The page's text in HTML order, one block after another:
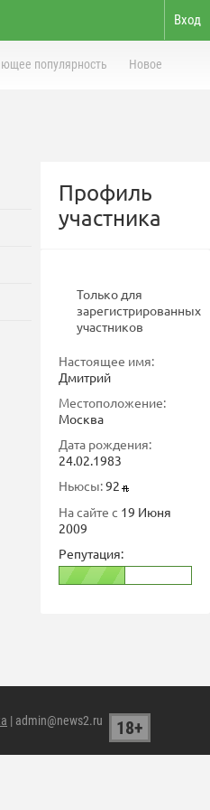
Вход
популярность Новое
Профиль
участника
Только для
зарегистрированных
участников
Настоящее имя:
Дмитрий
Местоположение:
Москва
Дата рождения:
24.02.1983
Ньюсы:92
На сайте с 19 Июня
2009
Репутация:
| admin@news2.ru 18+